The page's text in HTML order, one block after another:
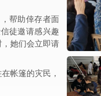
帮助倖存者面
徒邀请感兴趣
她们会立即请
帐篷的灾民，